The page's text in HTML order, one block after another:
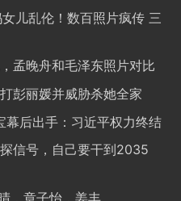
儿乱伦！数百照片疯传 三
孟晚舟和毛泽东照片对比
彭丽媛并威胁杀她全家
幕后出手：习近平权力终结
信号，自己要干到2035
，章子怡，姜丰